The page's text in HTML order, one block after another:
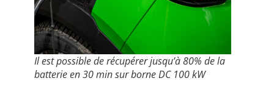
Il est possible de récupérer jusqu’à 80% de la
batterie en 30 min sur borne DC 100 kW